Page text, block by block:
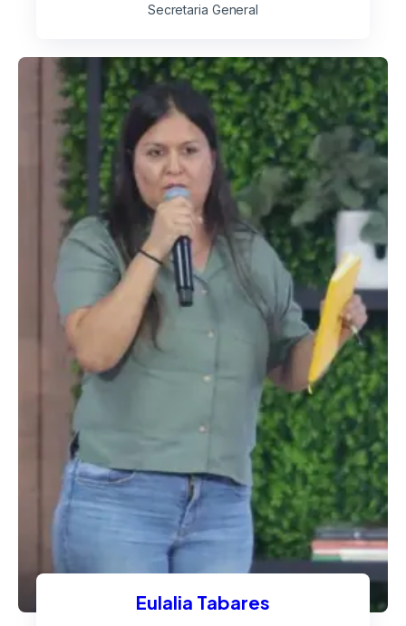
Secretaria General
Eulalia Tabares